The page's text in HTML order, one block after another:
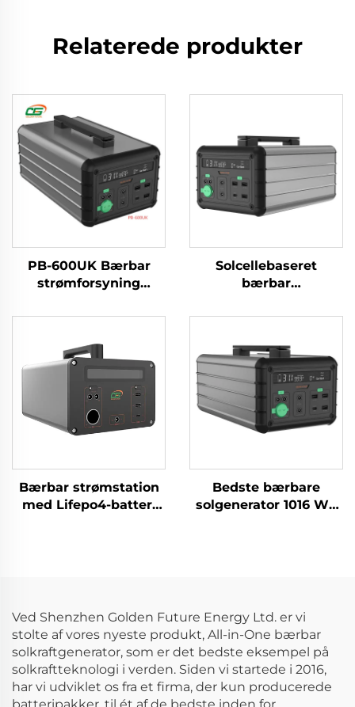
Relaterede produkter
PB-600UK Bærbar
strømforsyning
Powerbanks til rejser
Solcellebaseret
bærbar
Udendørs 1000 W 230
Bærbar strømstation
med Lifepo4-batteri
Bedste bærbare
solgenerator 1016 Wh
Ved Shenzhen Golden Future Energy Ltd. er vi
stolte af vores nyeste produkt, All-in-One bærbar
solkraftgenerator, som er det bedste eksempel på
solkraftteknologi i verden. Siden vi startede i 2016,
har vi udviklet os fra et firma, der kun producerede